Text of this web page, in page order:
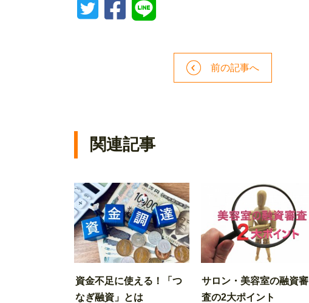
前の記事へ
関連記事
資金不足に使える！「つ
なぎ融資」とは
サロン・美容室の融資審
査の2大ポイント